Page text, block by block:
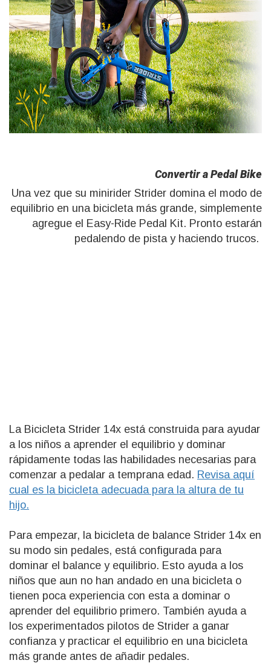
Convertir a Pedal Bike
Una vez que su minirider Strider domina el modo de
equilibrio en una bicicleta más grande, simplemente
agregue el Easy-Ride Pedal Kit. Pronto estarán
pedalendo de pista y haciendo trucos.
La Bicicleta Strider 14x está construida para ayudar
a los niños a aprender el equilibrio y dominar
rápidamente todas las habilidades necesarias para
comenzar a pedalar a temprana edad. Revisa aquí
cual es la bicicleta adecuada para la altura de tu
hijo.
Para empezar, la bicicleta de balance Strider 14x en
su modo sin pedales, está configurada para
dominar el balance y equilibrio. Esto ayuda a los
niños que aun no han andado en una bicicleta o
tienen poca experiencia con esta a dominar o
aprender del equilibrio primero. También ayuda a
los experimentados pilotos de Strider a ganar
confianza y practicar el equilibrio en una bicicleta
más grande antes de añadir pedales.